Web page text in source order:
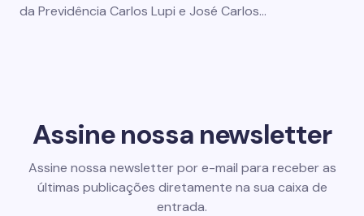
da Previdência Carlos Lupi e José Carlos…
Assine nossa newsletter
Assine nossa newsletter por e-mail para receber as
últimas publicações diretamente na sua caixa de
entrada.